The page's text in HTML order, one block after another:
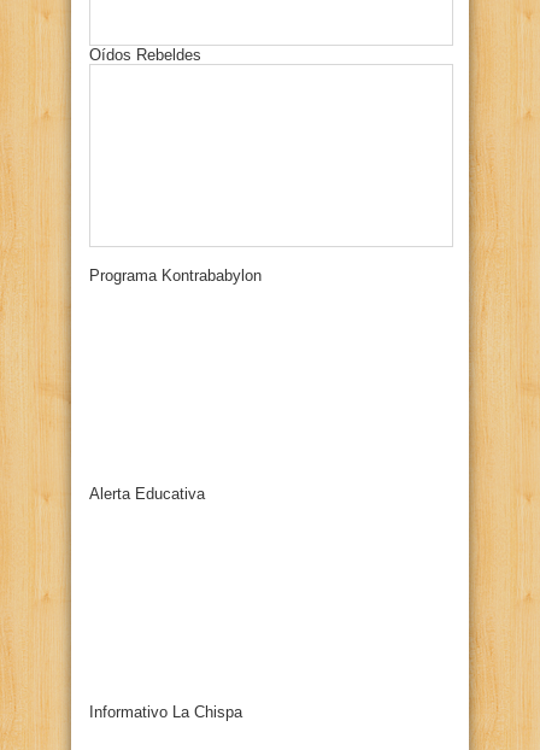
Oídos Rebeldes
Programa Kontrababylon
Alerta Educativa
Informativo La Chispa